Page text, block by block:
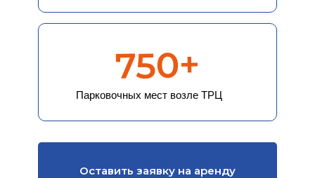
750+
Парковочных мест возле ТРЦ
Оставить заявку на аренду